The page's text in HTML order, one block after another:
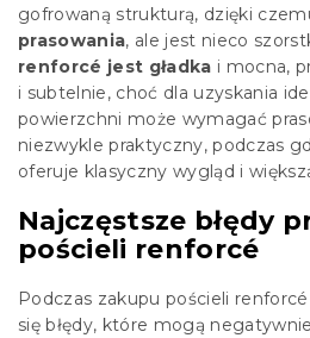
gofrowaną strukturą, dzięki
prasowania, ale jest nieco
renforcé jest gładka i mocna,
i subtelnie, choć dla uzyskania
powierzchni może wymagać
niezwykle praktyczny, podczas
oferuje klasyczny wygląd i
Najczęstsze błędy
pościeli renforcé
Podczas zakupu pościeli
się błędy, które mogą